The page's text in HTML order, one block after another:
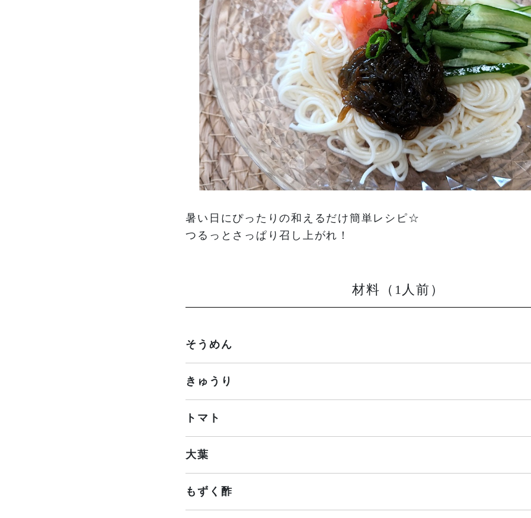
暑い日にぴったりの和えるだけ簡単レシピ☆
つるっとさっぱり召し上がれ！
材料（1人前）
そうめん
きゅうり
トマト
大葉
もずく酢